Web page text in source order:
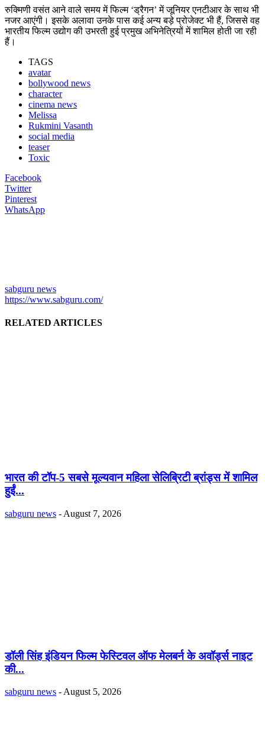
रुक्मिणी वसंत आने वाले समय में फिल्म ‘ड्रैगन’ में जूनियर एनटीआर के साथ भी
नजर आएंगी। इसके अलावा उनके पास कई अन्य बड़े प्रोजेक्ट भी हैं, जिससे वह
भारतीय फिल्म उद्योग की उभरती हुई प्रमुख अभिनेत्रियों में शामिल होती जा रही
हैं।
TAGS
avatar
bollywood news
character
cinema news
Melissa
Rukmini Vasanth
social media
teaser
Toxic
Facebook
Twitter
Pinterest
WhatsApp
sabguru news
https://www.sabguru.com/
RELATED ARTICLES
भारत की टॉप-5 सबसे मूल्यवान महिला सेलिब्रिटी ब्रांड्स में शामिल
हुईं...
sabguru news - August 7, 2026
डॉली सिंह इंडियन फिल्म फेस्टिवल ऑफ मेलबर्न के अवॉर्ड्स नाइट
की...
sabguru news - August 5, 2026